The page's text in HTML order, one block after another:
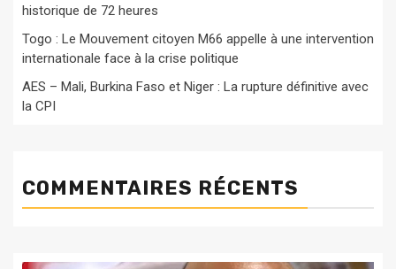
historique de 72 heures
Togo : Le Mouvement citoyen M66 appelle à une intervention
internationale face à la crise politique
AES – Mali, Burkina Faso et Niger : La rupture définitive avec
la CPI
COMMENTAIRES RÉCENTS